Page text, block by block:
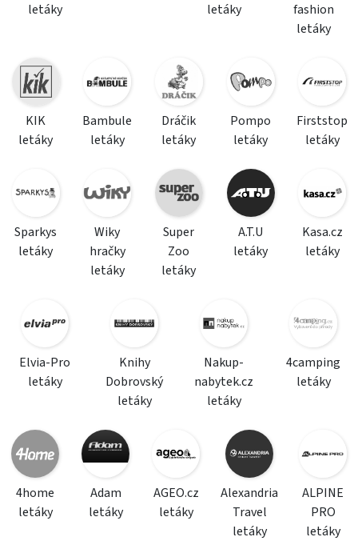
letáky
letáky
fashion
letáky
KIK
letáky
Bambule
letáky
Dráčik
letáky
Pompo
letáky
Firststop
letáky
Sparkys
letáky
Wiky
hračky
letáky
Super
Zoo
letáky
A.T.U
letáky
Kasa.cz
letáky
Elvia-Pro
letáky
Knihy
Dobrovský
letáky
Nakup-
nabytek.cz
letáky
4camping
letáky
4home
letáky
Adam
letáky
AGEO.cz
letáky
Alexandria
Travel
letáky
ALPINE
PRO
letáky